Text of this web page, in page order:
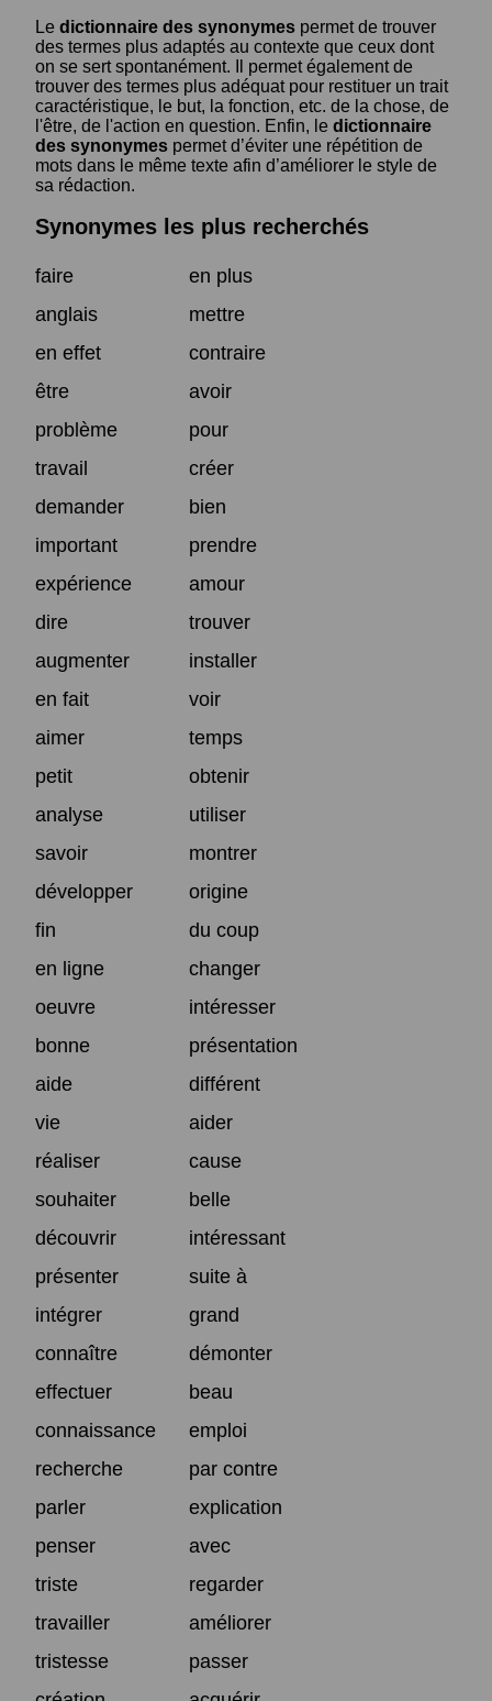
Le dictionnaire des synonymes permet de trouver
des termes plus adaptés au contexte que ceux dont
on se sert spontanément. Il permet également de
trouver des termes plus adéquat pour restituer un trait
caractéristique, le but, la fonction, etc. de la chose, de
l'être, de l'action en question. Enfin, le dictionnaire
des synonymes permet d’éviter une répétition de
mots dans le même texte afin d’améliorer le style de
sa rédaction.
Synonymes les plus recherchés
faire
en plus
anglais
mettre
en effet
contraire
être
avoir
problème
pour
travail
créer
demander
bien
important
prendre
expérience
amour
dire
trouver
augmenter
installer
en fait
voir
aimer
temps
petit
obtenir
analyse
utiliser
savoir
montrer
développer
origine
fin
du coup
en ligne
changer
oeuvre
intéresser
bonne
présentation
aide
différent
vie
aider
réaliser
cause
souhaiter
belle
découvrir
intéressant
présenter
suite à
intégrer
grand
connaître
démonter
effectuer
beau
connaissance
emploi
recherche
par contre
parler
explication
penser
avec
triste
regarder
travailler
améliorer
tristesse
passer